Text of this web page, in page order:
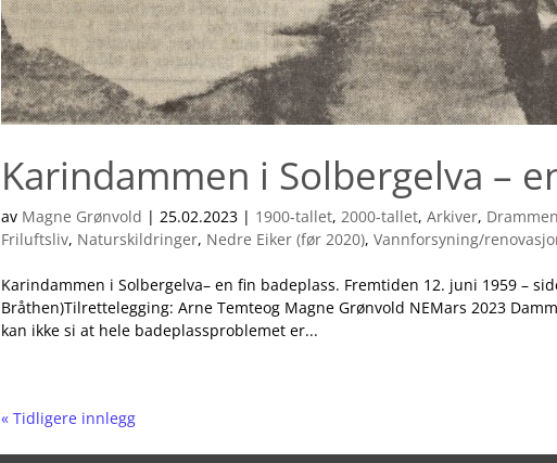
Karindammen i Solbergelva –
av Magne Grønvold | 25.02.2023 | 1900-tallet, 2000-tallet,Arkiver,
Friluftsliv, Naturskildringer, Nedre Eiker (før 2020),Vannforsyning/
Karindammen i Solbergelva– en fin badeplass.​ Fremtiden 12. juni 1959 –
Bråthen)Tilrettelegging: Arne Temteog Magne Grønvold NEMars 2023
kan ikke si at hele badeplassproblemet er...
« Tidligere innlegg